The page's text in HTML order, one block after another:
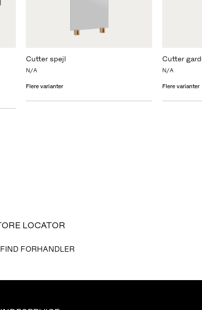
Cutter spejl
N/A
Flere varianter
Cutter
N/A
Flere varianter
LOCATOR
FIND FORHANDLER